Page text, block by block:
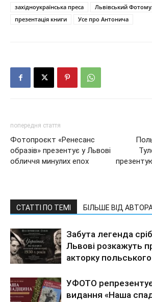
західноукраїнська преса
Львівський
презентація книги
Усе про Антонича
попередня стаття
Фотопроєкт «Ренесанс
образів» презентує у Львові
обличчя минулих епох
СТАТТІ ПО ТЕМІ БІЛЬШЕ ВІД
Забута легенда
Львові розкажуть
акторку польського
УФОТО
видання «Наша